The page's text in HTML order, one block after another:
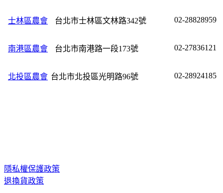
士林區農會 台北市士林區文林路342號 02-28828959
南港區農會 台北市南港路一段173號 02-27836121
北投區農會 台北市北投區光明路96號 02-28924185
隱私權保護政策
退換貨政策